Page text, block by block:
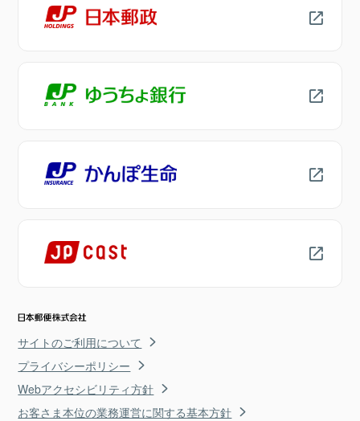
サイトのご利用について
プライバシーポリシー
Webアクセシビリティ方針
お客さま本位の業務運営に関する基本方針